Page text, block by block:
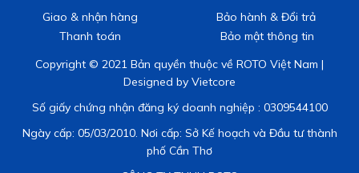
Giao & nhận hàng
Bảo hành & Đổi trả
Thanh toán
Bảo mật thông tin
Copyright © 2021 Bản quyền thuộc về ROTO Việt Nam |
Designed by Vietcore
Số giấy chứng nhận đăng ký doanh nghiệp : 0309544100
Ngày cấp: 05/03/2010. Nơi cấp: Sở Kế hoạch và Đầu tư thành
phố Cần Thơ